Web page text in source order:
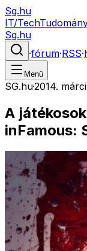
Sg.hu
IT/TechTudomány
Sg.hu
·fórum·RSS·
Menü
SG.hu·2014.
A
inFamous: